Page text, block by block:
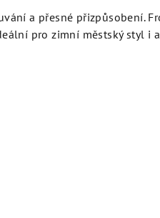
a přesné přizpůsobení.
pro zimní městský styl i